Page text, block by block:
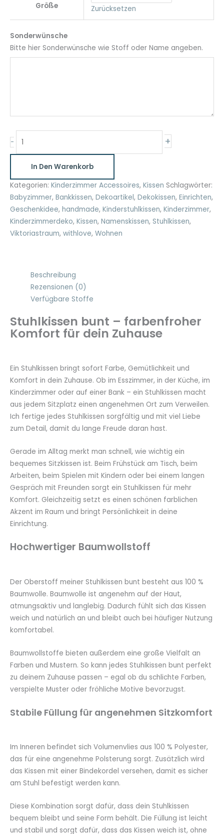
Größe
Zurücksetzen
Sonderwünsche
Bitte hier Sonderwünsche wie Stoff oder Name angeben.
- +
In Den Warenkorb
Kategorien: Kinderzimmer Accessoires, Kissen Schlagwörter:
Babyzimmer, Bankkissen, Dekoartikel, Dekokissen, Einrichten,
Geschenkidee, handmade, Kinderstuhlkissen, Kinderzimmer,
Kinderzimmerdeko, Kissen, Namenskissen, Stuhlkissen,
Viktoriastraum, withlove, Wohnen
Beschreibung
Rezensionen (0)
Verfügbare Stoffe
Stuhlkissen bunt – farbenfroher
Komfort für dein Zuhause
Ein Stuhlkissen bringt sofort Farbe, Gemütlichkeit und
Komfort in dein Zuhause. Ob im Esszimmer, in der Küche, im
Kinderzimmer oder auf einer Bank – ein Stuhlkissen macht
aus jedem Sitzplatz einen angenehmen Ort zum Verweilen.
Ich fertige jedes Stuhlkissen sorgfältig und mit viel Liebe
zum Detail, damit du lange Freude daran hast.
Gerade im Alltag merkt man schnell, wie wichtig ein
bequemes Sitzkissen ist. Beim Frühstück am Tisch, beim
Arbeiten, beim Spielen mit Kindern oder bei einem langen
Gespräch mit Freunden sorgt ein Stuhlkissen für mehr
Komfort. Gleichzeitig setzt es einen schönen farblichen
Akzent im Raum und bringt Persönlichkeit in deine
Einrichtung.
Hochwertiger Baumwollstoff
Der Oberstoff meiner Stuhlkissen bunt besteht aus 100 %
Baumwolle. Baumwolle ist angenehm auf der Haut,
atmungsaktiv und langlebig. Dadurch fühlt sich das Kissen
weich und natürlich an und bleibt auch bei häufiger Nutzung
komfortabel.
Baumwollstoffe bieten außerdem eine große Vielfalt an
Farben und Mustern. So kann jedes Stuhlkissen bunt perfekt
zu deinem Zuhause passen – egal ob du schlichte Farben,
verspielte Muster oder fröhliche Motive bevorzugst.
Stabile Füllung für angenehmen Sitzkomfort
Im Inneren befindet sich Volumenvlies aus 100 % Polyester,
das für eine angenehme Polsterung sorgt. Zusätzlich wird
das Kissen mit einer Bindekordel versehen, damit es sicher
am Stuhl befestigt werden kann.
Diese Kombination sorgt dafür, dass dein Stuhlkissen
bequem bleibt und seine Form behält. Die Füllung ist leicht
und stabil und sorgt dafür, dass das Kissen weich ist, ohne